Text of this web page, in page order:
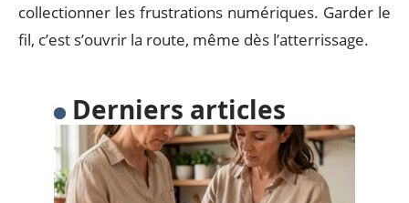
collectionner les frustrations numériques. Garder le
fil, c’est s’ouvrir la route, même dès l’atterrissage.
Derniers articles